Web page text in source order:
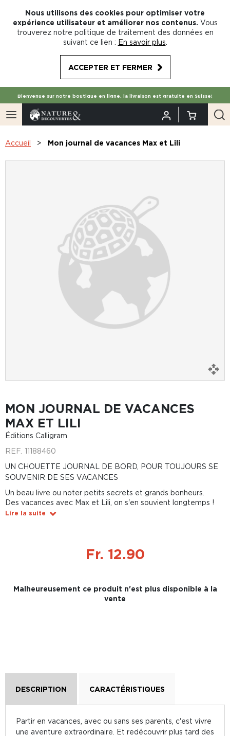
Nous utilisons des cookies pour optimiser votre
expérience utilisateur et améliorer nos contenus. Vous
trouverez notre politique de traitement des données en
suivant ce lien : En savoir plus
ACCEPTER ET FERMER
Bienvenue sur notre boutique en ligne, la livraison est gratuite en Suisse!
Accueil Mon journal de vacances Max et Lili
MON JOURNAL DE VACANCES
MAX ET LILI
Éditions Calligram
REF. 11188460
UN CHOUETTE JOURNAL DE BORD, POUR TOUJOURS SE
SOUVENIR DE SES VACANCES
Un beau livre ou noter petits secrets et grands bonheurs.
Des vacances avec Max et Lili, on s'en souvient longtemps !
Lire la suite
Fr. 12.90
Malheureusement ce produit n'est plus disponible à la
vente
DESCRIPTION CARACTÉRISTIQUES
Partir en vacances, avec ou sans ses parents, c'est vivre
une aventure extraordinaire. Et redécouvrir plus tard des